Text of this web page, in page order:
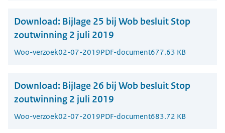
Download: Bijlage 25 bij Wob besluit Stop
zoutwinning 2 juli 2019
Woo-verzoek02-07-2019PDF-document677.63 KB
Download: Bijlage 26 bij Wob besluit Stop
zoutwinning 2 juli 2019
Woo-verzoek02-07-2019PDF-document683.72 KB